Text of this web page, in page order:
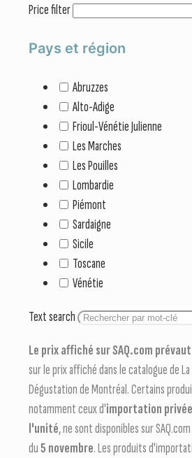
Price filter
Pays et région
Abruzzes
Alto-Adige
Frioul-Vénétie Julienne
Les Marches
Les Pouilles
Lombardie
Piémont
Sardaigne
Sicile
Toscane
Vénétie
Text search
Le prix affiché sur SAQ.com
sur le prix affiché dans le catalogue de La
Dégustation de Montréal. Certains
notamment ceux d'importation
l'unité, ne sont disponibles sur
du5 novembre. Les produits